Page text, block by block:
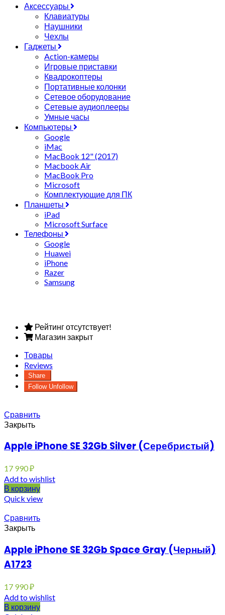
Аксессуары
Клавиатуры
Наушники
Чехлы
Гаджеты
Action-камеры
Игровые приставки
Квадрокоптеры
Портативные колонки
Сетевое оборудование
Сетевые аудиоплееры
Умные часы
Компьютеры
Google
iMac
MacBook 12" (2017)
Macbook Air
MacBook Pro
Microsoft
Комплектующие для ПК
Планшеты
iPad
Microsoft Surface
Телефоны
Google
Huawei
iPhone
Razer
Samsung
Рейтинг отсутствует!
Магазин закрыт
Товары
Reviews
Share
Follow Unfollow
Сравнить
Закрыть
Apple iPhone SE 32Gb Silver (Серебристый)
17 990₽
Add to wishlist
В корзину
Quick view
Сравнить
Закрыть
Apple iPhone SE 32Gb Space Gray (Черный)
A1723
17 990₽
Add to wishlist
В корзину